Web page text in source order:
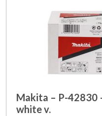
Makita – P-42830
white v.